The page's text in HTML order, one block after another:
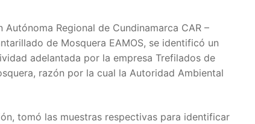
Regional de Cundinamarca CAR –
de Mosquera EAMOS, se identificó un
adelantada por la empresa Trefilados de
razón por la cual la Autoridad Ambiental
tomó las muestras respectivas para identificar